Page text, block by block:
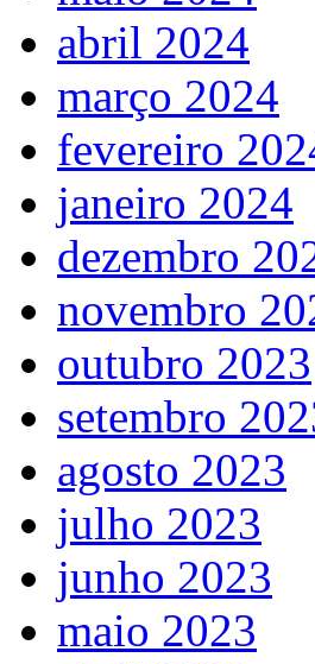
abril 2024
março 2024
fevereiro
janeiro 2024
dezembro
novembro
outubro 2023
setembro
agosto 2023
julho 2023
junho 2023
maio 2023